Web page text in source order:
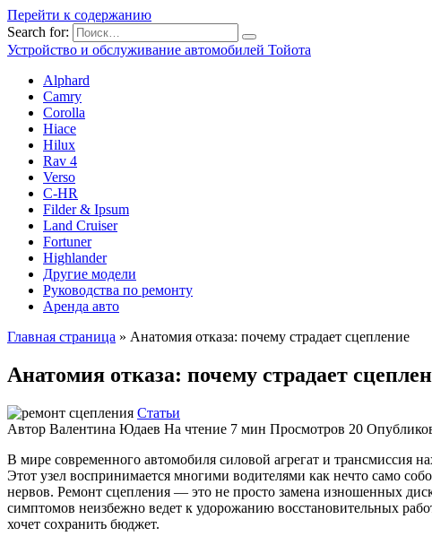
Перейти к содержанию
Search for:
Устройство и обслуживание автомобилей Тойота
Alphard
Camry
Corolla
Hiace
Hilux
Rav 4
Verso
C-HR
Filder & Ipsum
Land Cruiser
Fortuner
Highlander
Другие модели
Руководства по ремонту
Аренда авто
Главная страница » Анатомия отказа: почему страдает сцепление
Анатомия отказа: почему страдает
Статьи
Автор Валентина Юдаев На чтение 7 мин Просмотров 20
В мире современного автомобиля силовой агрегат и трансмиссия
Этот узел воспринимается многими водителями как нечто само
нервов. Ремонт сцепления — это не просто замена изношенных
симптомов неизбежно ведет к удорожанию восстановительных
хочет сохранить бюджет.